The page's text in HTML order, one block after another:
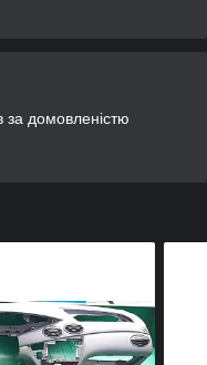
за домовленістю